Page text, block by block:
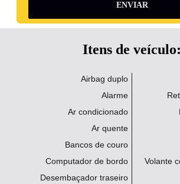
ENVIAR
Itens de veículo:
Airbag duplo
Alarme
Ar condicionado
Ar quente
Bancos de couro
Computador de bordo
Desembaçador traseiro
Volante